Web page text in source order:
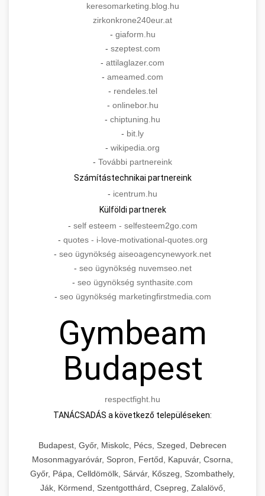
keresomarketing.blog.hu
zirkonkrone240eur.at
- giaform.hu
- szeptest.com
- attilaglazer.com
- ameamed.com
- rendeles.tel
- onlinebor.hu
- chiptuning.hu
- bit.ly
- wikipedia.org
- További partnereink
Számítástechnikai partnereink
- icentrum.hu
Külföldi partnerek
- self esteem - selfesteem2go.com
- quotes - i-love-motivational-quotes.org
- seo ügynökség aiseoagencynewyork.net
- seo ügynökség nuvemseo.net
- seo ügynökség synthasite.com
- seo ügynökség marketingfirstmedia.com
Gymbeam
Budapest
respectfight.hu
TANÁCSADÁS a következő településeken:
Budapest, Győr, Miskolc, Pécs, Szeged, Debrecen
Mosonmagyaróvár, Sopron, Fertőd, Kapuvár, Csorna,
Győr, Pápa, Celldömölk, Sárvár, Kőszeg, Szombathely,
Ják, Körmend, Szentgotthárd, Csepreg, Zalalövő,